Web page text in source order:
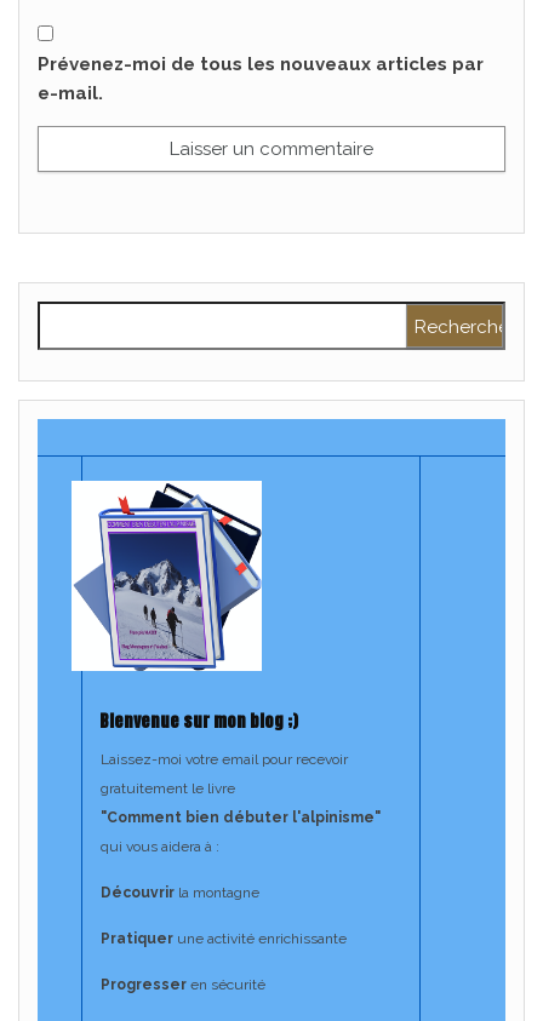
Prévenez-moi de tous les nouveaux articles par
e-mail.
Bienvenue sur mon blog ;)
Laissez-moi votre email pour recevoir
gratuitement le livre
"Comment bien débuter l'alpinisme"
qui vous aidera à :
Découvrir la montagne
Pratiquer une activité enrichissante
Progresser en sécurité